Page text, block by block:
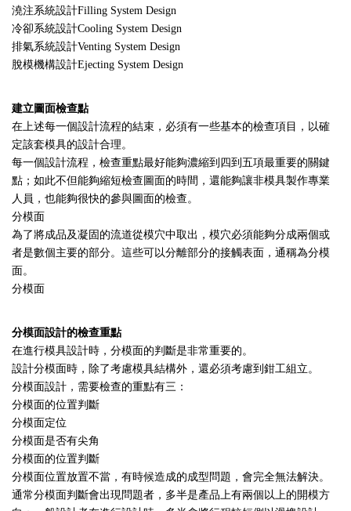
澆注系統設計Filling System Design
冷卻系統設計Cooling System Design
排氣系統設計Venting System Design
脫模機構設計Ejecting System Design
建立圖面檢查點
在上述每一個設計流程的結束，必須有一些基本的檢查項目，以確
定該套模具的設計合理。
每一個設計流程，檢查重點最好能夠濃縮到四到五項最重要的關鍵
點；如此不但能夠縮短檢查圖面的時間，還能夠讓非模具製作專業
人員，也能夠很快的參與圖面的檢查。
分模面
為了將成品及凝固的流道從模穴中取出，模穴必須能夠分成兩個或
者是數個主要的部分。這些可以分離部分的接觸表面，通稱為分模
面。
分模面
分模面設計的檢查重點
在進行模具設計時，分模面的判斷是非常重要的。
設計分模面時，除了考慮模具結構外，還必須考慮到鉗工組立。
分模面設計，需要檢查的重點有三：
分模面的位置判斷
分模面定位
分模面是否有尖角
分模面的位置判斷
分模面位置放置不當，有時候造成的成型問題，會完全無法解決。
通常分模面判斷會出現問題者，多半是產品上有兩個以上的開模方